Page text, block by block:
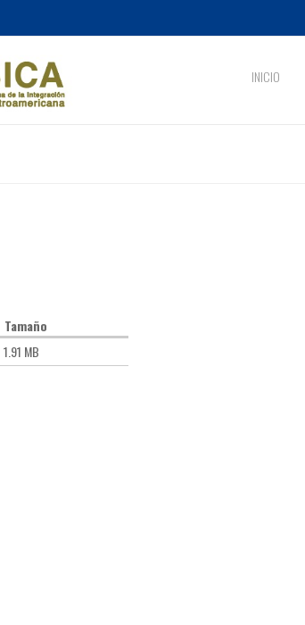
INICIO
Tamaño
1.91 MB